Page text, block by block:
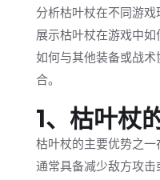
分析枯叶杖在不同游
展示枯叶杖在游戏中
如何与其他装备或战
合。
1、枯叶杖
枯叶杖的主要优势之
通常具备减少敌方攻